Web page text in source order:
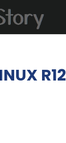
R12